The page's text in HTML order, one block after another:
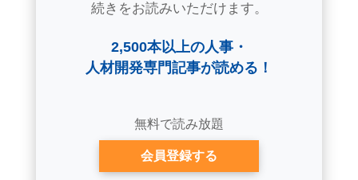
続きをお読みいただけます。
2,500本以上の人事・
人材開発専門記事が読める！
無料で読み放題
会員登録する